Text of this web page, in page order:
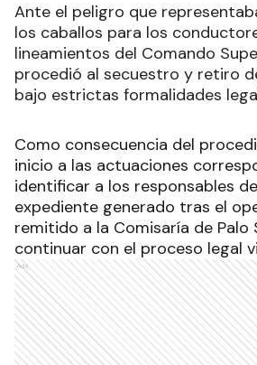
Ante el peligro que
los caballos para los
lineamientos del Comando
procedió al secuestro y retiro
bajo estrictas formalidades
Como consecuencia del
inicio a las actuaciones
identificar a los responsables
expediente generado tras el
remitido a la Comisaría de Palo
continuar con el proceso legal
Ads